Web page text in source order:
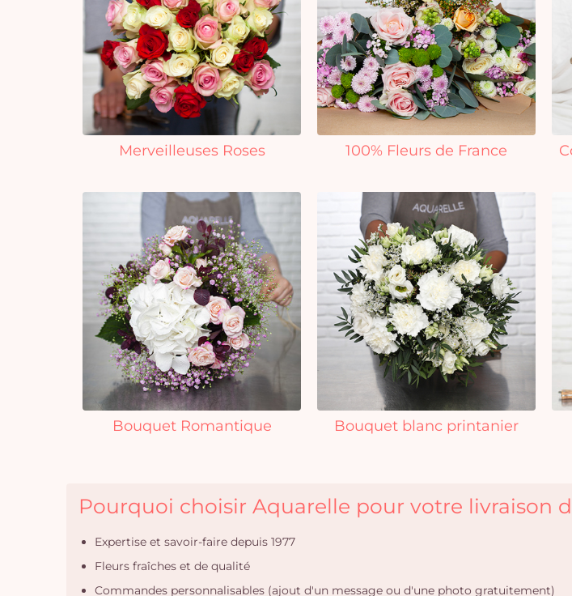
Merveilleuses Roses 100% Fleurs de France
Bouquet Romantique Bouquet blanc printanier
Pourquoi choisir Aquarelle pour votre livraison
Expertise et savoir-faire depuis 1977
Fleurs fraîches et de qualité
Commandes personnalisables (ajout d'un message ou d'une photo gratuitement)